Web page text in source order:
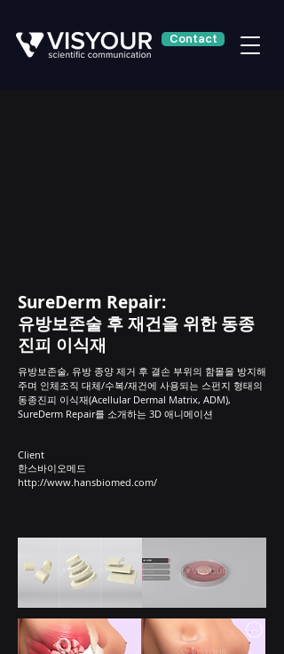
Contact
SureDerm Repair:
유방보존술 후 재건을 위한 동종
진피 이식재
유방보존술, 유방 종양 제거 후 결손 부위의 함몰을 방지해
주며 인체조직 대체/수복/재건에 사용되는 스펀지 형태의
동종진피 이식재(Acellular Dermal Matrix, ADM),
SureDerm Repair를 소개하는 3D 애니메이션
Client
한스바이오메드
http://www.hansbiomed.com/